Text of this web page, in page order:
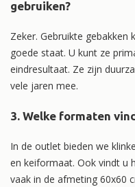
gebruiken?
Zeker. Gebruikte gebakken
goede staat. U kunt ze
eindresultaat. Ze zijn
vele jaren mee.
3. Welke formaten
In de outlet bieden we
en keiformaat. Ook vindt u
vaak in de afmeting 60x60